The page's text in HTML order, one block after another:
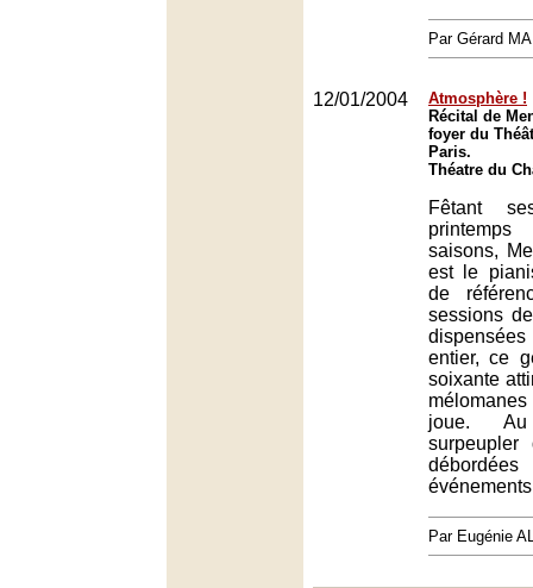
Par Gérard
12/01/2004
Atmosphère !
Récital de
foyer du
Paris.
Théatre du
Fêtant
saisons,
est le
de
sessions
entier, ce
soixante
joue.
Par Eugénie